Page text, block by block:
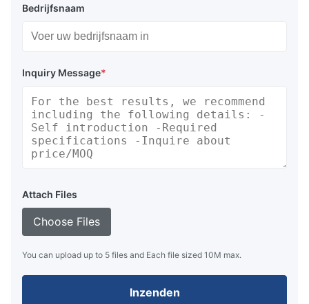
Bedrijfsnaam
Inquiry Message*
Attach Files
Choose Files
You can upload up to 5 files and Each file sized 10M max.
Inzenden